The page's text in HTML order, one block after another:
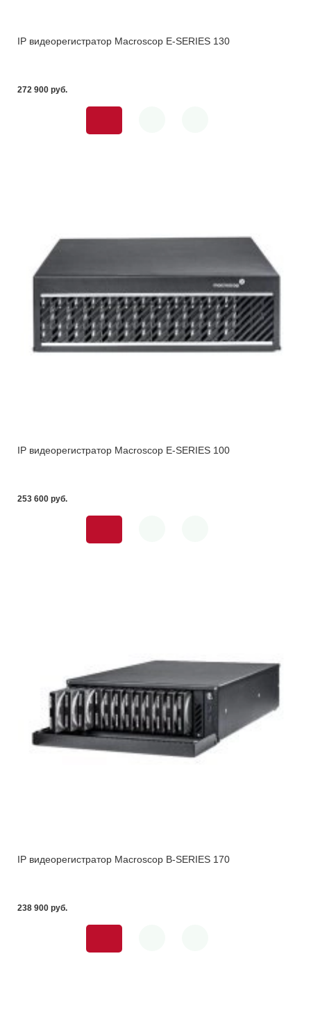
IP видеорегистратор Macroscop E-SERIES 130
272 900 pуб.
IP видеорегистратор Macroscop E-SERIES 100
253 600 pуб.
IP видеорегистратор Macroscop B-SERIES 170
238 900 pуб.